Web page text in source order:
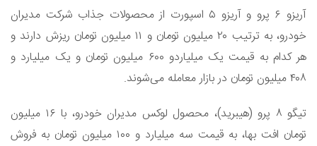
آریزو ۶ پرو و آریزو ۵ اسپورت از محصولات جذاب شرکت مدیران
خودرو، به ترتیب ۲۰ میلیون تومان و ۱۱ میلیون تومان ریزش دارند و
هر کدام به قیمت یک میلیاردو ۶۰۰ میلیون تومان و یک میلیارد و
۴۰۸ میلیون تومان در بازار معامله می‌شوند.
تیگو ۸ پرو (هیبرید)، محصول لوکس مدیران خودرو، با ۱۶ میلیون
تومان افت بها، به قیمت سه میلیارد و ۱۰۰ میلیون تومان به فروش